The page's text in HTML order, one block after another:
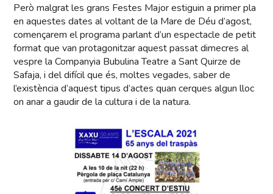
Però malgrat les grans Festes Major estiguin a primer pla
en aquestes dates al voltant de la Mare de Déu d’agost,
començarem el programa parlant d’un espectacle de petit
format que van protagonitzar aquest passat dimecres al
vespre la Companyia Bubulina Teatre a Sant Quirze de
Safaja, i del difícil que és, moltes vegades, saber de
l’existència d’aquest tipus d’actes quan cerques algun lloc
on anar a gaudir de la cultura i de la natura.